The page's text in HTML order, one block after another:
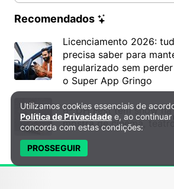
Recomendados
Licenciamento 2026:
precisa saber para
regularizado sem
o Super App Gringo
6º DH Fest tem show na
mostra de cinema,
Política de Privacidade e Cookies
Utilizamos cookies essenciais de
Política de Privacidade e, ao
concorda com estas condições:
PROSSEGUIR